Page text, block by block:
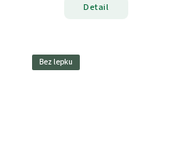
Detail
Bez lepku